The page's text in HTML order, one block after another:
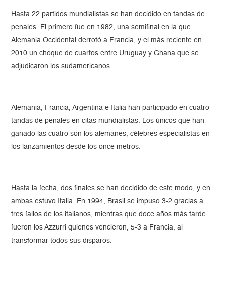
Hasta 22 partidos mundialistas se han decidido en tandas de
penales. El primero fue en 1982, una semifinal en la que
Alemania Occidental derrotó a Francia, y el más reciente en
2010 un choque de cuartos entre Uruguay y Ghana que se
adjudicaron los sudamericanos.
Alemania, Francia, Argentina e Italia han participado en cuatro
tandas de penales en citas mundialistas. Los únicos que han
ganado las cuatro son los alemanes, célebres especialistas en
los lanzamientos desde los once metros.
Hasta la fecha, dos finales se han decidido de este modo, y en
ambas estuvo Italia. En 1994, Brasil se impuso 3-2 gracias a
tres fallos de los italianos, mientras que doce años más tarde
fueron los Azzurri quienes vencieron, 5-3 a Francia, al
transformar todos sus disparos.